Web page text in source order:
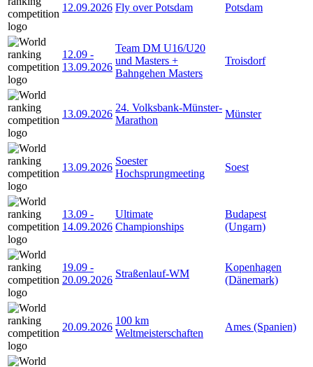
12.09.2026 Fly over Potsdam Potsdam
12.09 -
13.09.2026
Team DM U16/U20
und Masters +
Bahngehen Masters
Troisdorf
13.09.2026
24. Volksbank-Münster-
Marathon
Münster
13.09.2026
Soester
Hochsprungmeeting
Soest
13.09 -
14.09.2026
Ultimate
Championships
Budapest
(Ungarn)
19.09 -
20.09.2026
Straßenlauf-WM
Kopenhagen
(Dänemark)
20.09.2026
100 km
Weltmeisterschaften
Ames (Spanien)